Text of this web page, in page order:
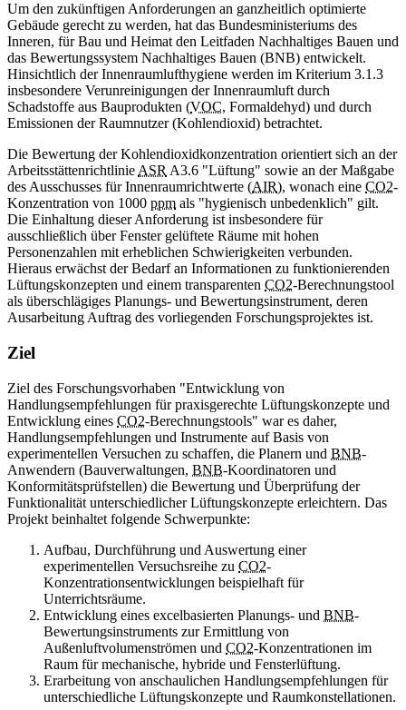
Um den zukünftigen Anforderungen an ganzheitlich optimierte
Gebäude gerecht zu werden, hat das Bundesministeriums des
Inneren, für Bau und Heimat den Leitfaden Nachhaltiges Bauen und
das Bewertungssystem Nachhaltiges Bauen (BNB) entwickelt.
Hinsichtlich der Innenraumlufthygiene werden im Kriterium 3.1.3
insbesondere Verunreinigungen der Innenraumluft durch
Schadstoffe aus Bauprodukten (VOC, Formaldehyd) und durch
Emissionen der Raumnutzer (Kohlendioxid) betrachtet.
Die Bewertung der Kohlendioxidkonzentration orientiert sich an der
Arbeitsstättenrichtlinie ASR A3.6 "Lüftung" sowie an der Maßgabe
des Ausschusses für Innenraumrichtwerte (AIR), wonach eine CO2-
Konzentration von 1000 ppm als "hygienisch unbedenklich" gilt.
Die Einhaltung dieser Anforderung ist insbesondere für
ausschließlich über Fenster gelüftete Räume mit hohen
Personenzahlen mit erheblichen Schwierigkeiten verbunden.
Hieraus erwächst der Bedarf an Informationen zu funktionierenden
Lüftungskonzepten und einem transparenten CO2-Berechnungstool
als überschlägiges Planungs- und Bewertungsinstrument, deren
Ausarbeitung Auftrag des vorliegenden Forschungsprojektes ist.
Ziel
Ziel des Forschungsvorhaben "Entwicklung von
Handlungsempfehlungen für praxisgerechte Lüftungskonzepte und
Entwicklung eines CO2-Berechnungstools" war es daher,
Handlungsempfehlungen und Instrumente auf Basis von
experimentellen Versuchen zu schaffen, die Planern und BNB-
Anwendern (Bauverwaltungen, BNB-Koordinatoren und
Konformitätsprüfstellen) die Bewertung und Überprüfung der
Funktionalität unterschiedlicher Lüftungskonzepte erleichtern. Das
Projekt beinhaltet folgende Schwerpunkte:
Aufbau, Durchführung und Auswertung einer
experimentellen Versuchsreihe zu CO2-
Konzentrationsentwicklungen beispielhaft für
Unterrichtsräume.
Entwicklung eines excelbasierten Planungs- und BNB-
Bewertungsinstruments zur Ermittlung von
Außenluftvolumenströmen und CO2-Konzentrationen im
Raum für mechanische, hybride und Fensterlüftung.
Erarbeitung von anschaulichen Handlungsempfehlungen für
unterschiedliche Lüftungskonzepte und Raumkonstellationen.